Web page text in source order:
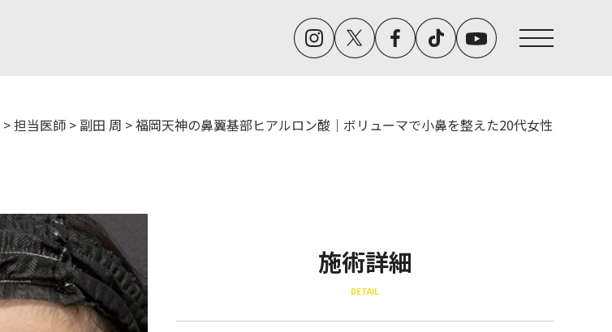
お問い合わせ
プライバシーポリシー
>担当医師 > 副田 周 >福岡天神の鼻翼基部ヒアルロン酸｜ボリューマで小鼻を整えた20代女性
施術詳細
DETAIL